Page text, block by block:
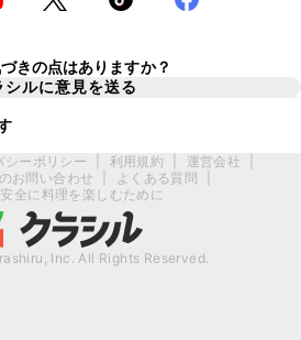
きの点はありますか？
シルに意見を送る
シーポリシー 利用規約 運営会社
お問い合わせ
よくある質問
全に料理を楽しむために
Inc. All Rights Reserved.